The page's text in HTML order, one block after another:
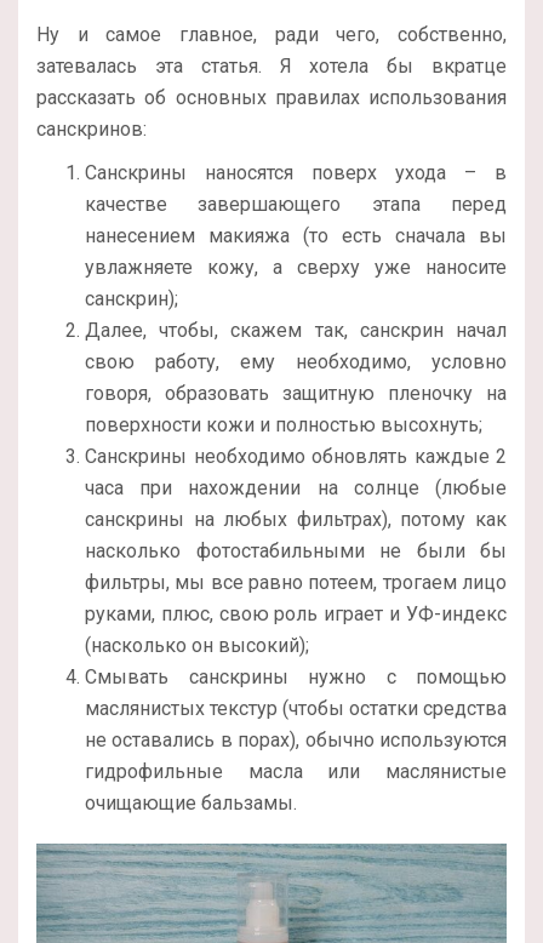
Ну и самое главное, ради чего, собственно,
затевалась эта статья. Я хотела бы вкратце
рассказать об основных правилах использования
санскринов:
Санскрины наносятся поверх ухода – в
качестве завершающего этапа перед
нанесением макияжа (то есть сначала вы
увлажняете кожу, а сверху уже наносите
санскрин);
Далее, чтобы, скажем так, санскрин начал
свою работу, ему необходимо, условно
говоря, образовать защитную пленочку на
поверхности кожи и полностью высохнуть;
Санскрины необходимо обновлять каждые 2
часа при нахождении на солнце (любые
санскрины на любых фильтрах), потому как
насколько фотостабильными не были бы
фильтры, мы все равно потеем, трогаем лицо
руками, плюс, свою роль играет и УФ-индекс
(насколько он высокий);
Смывать санскрины нужно с помощью
маслянистых текстур (чтобы остатки средства
не оставались в порах), обычно используются
гидрофильные масла или маслянистые
очищающие бальзамы.